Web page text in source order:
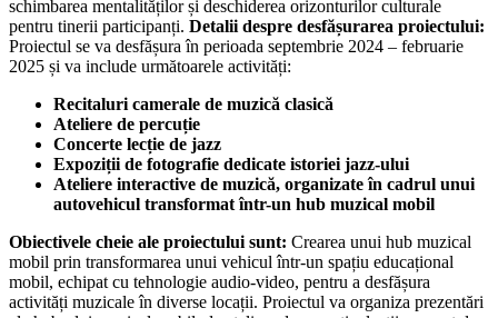
schimbarea mentalităților și deschiderea orizonturilor culturale
pentru tinerii participanți. Detalii despre desfășurarea proiectului:
Proiectul se va desfășura în perioada septembrie 2024 – februarie
2025 și va include următoarele activități:
Recitaluri camerale de muzică clasică
Ateliere de percuție
Concerte lecție de jazz
Expoziții de fotografie dedicate istoriei jazz-ului
Ateliere interactive de muzică, organizate în cadrul unui
autovehicul transformat într-un hub muzical mobil
Obiectivele cheie ale proiectului sunt: Crearea unui hub muzical
mobil prin transformarea unui vehicul într-un spațiu educațional
mobil, echipat cu tehnologie audio-video, pentru a desfășura
activități muzicale în diverse locații. Proiectul va organiza prezentări